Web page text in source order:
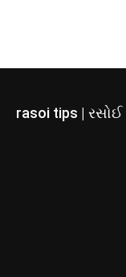
rasoi tips | રસોઈ